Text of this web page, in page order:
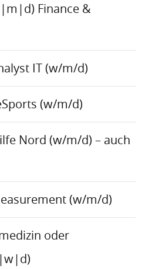
Finance &
IT (w/m/d)
(w/m/d)
Nord (w/m/d) – auch
(w/m/d)
oder